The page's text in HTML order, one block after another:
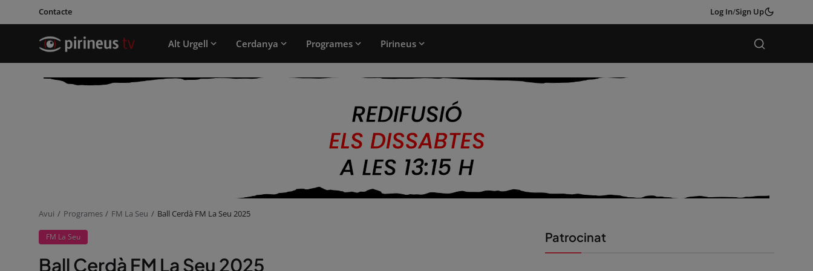
Contacte Log In/Sign Up
Alt Urgell Cerdanya Programes Pirineus
Avui Programes FM La Seu Ball Cerdà FM La Seu 2025
FM La Seu
Ball Cerdà FM La Seu 2025
Patrocinat